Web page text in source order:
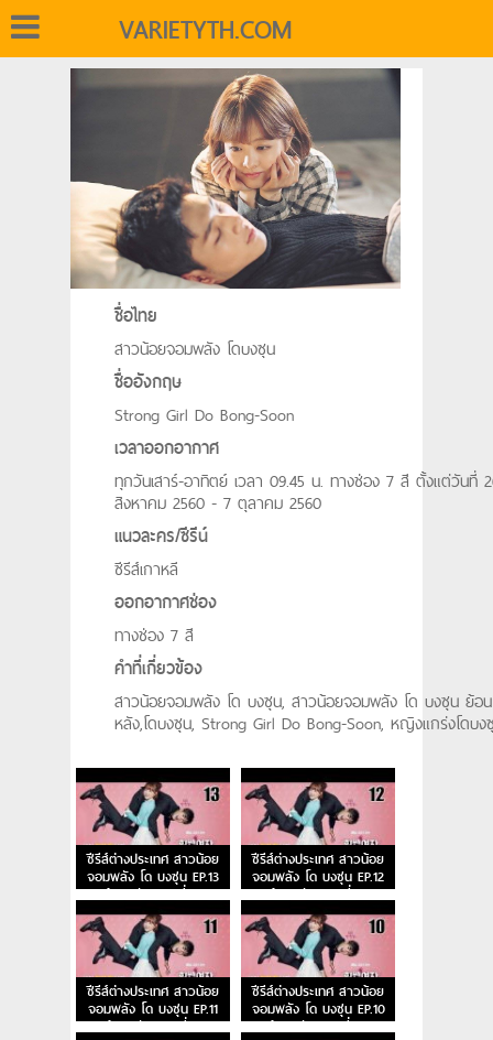
VARIETYTH.COM
ชื่อไทย
สาวน้อยจอมพลัง โดบงซุน
ชื่ออังกฤษ
Strong Girl Do Bong-Soon
เวลาออกอากาศ
ทุกวันเสาร์-อาทิตย์ เวลา 09.45 น. ทางช่อง 7 สี ตั้งแต่วันที่
สิงหาคม 2560 - 7 ตุลาคม 2560
แนวละคร/ซีรีน์
ซีรีส์เกาหลี
ออกอากาศช่อง
ทางช่อง 7 สี
คำที่เกี่ยวข้อง
สาวน้อยจอมพลัง โด บงซุน, สาวน้อยจอมพลัง โด บงซุน ย้อน
หลัง,โดบงซุน, Strong Girl Do Bong-Soon, หญิงแกร่งโดบง
ซีรีส์ต่างประเทศ สาวน้อย
จอมพลัง โด บงซุน EP.13
ย้อนหลัง ตอนที่ 13
ซีรีส์ต่างประเทศ สาวน้อย
จอมพลัง โด บงซุน EP.12
ย้อนหลัง ตอนที่ 12
ซีรีส์ต่างประเทศ สาวน้อย
จอมพลัง โด บงซุน EP.11
ย้อนหลัง ตอนที่ 11
ซีรีส์ต่างประเทศ สาวน้อย
จอมพลัง โด บงซุน EP.10
ย้อนหลัง ตอนที่ 10